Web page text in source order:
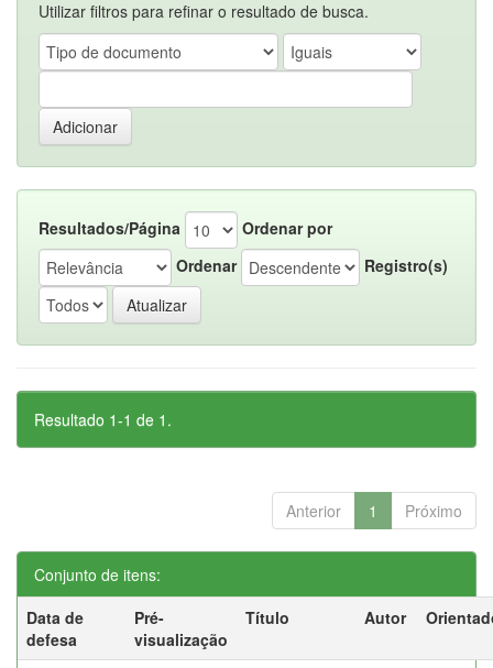
Utilizar filtros para refinar o resultado de busca.
Resultados/Página
Ordenar por
Ordenar
Registro(s)
Resultado 1-1 de 1.
Anterior 1 Próximo
Conjunto de itens:
Data de
defesa
Pré-
visualização
Título Autor